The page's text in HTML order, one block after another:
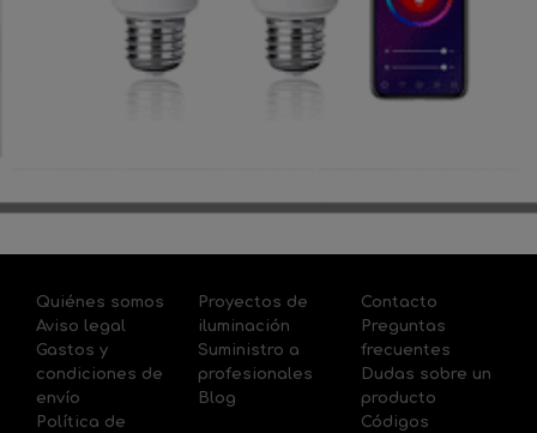
Quiénes somos
Aviso legal
Gastos y
condiciones de
envío
Política de
Proyectos de
iluminación
Suministro a
profesionales
Blog
Contacto
Preguntas
frecuentes
Dudas sobre un
producto
Códigos